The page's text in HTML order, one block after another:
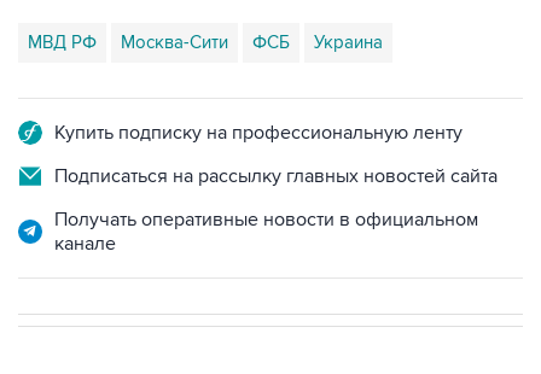
МВД РФ Москва-Сити ФСБ Украина
Купить подписку на профессиональную ленту
Подписаться на рассылку главных новостей сайта
Получать оперативные новости в официальном
канале